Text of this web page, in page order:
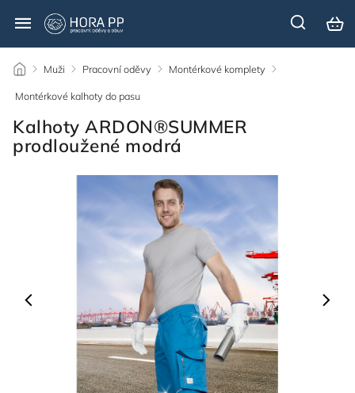
/ Muži / Pracovní oděvy / Montérkové komplety /
Montérkové kalhoty do pasu
Kalhoty ARDON®SUMMER
prodloužené modrá